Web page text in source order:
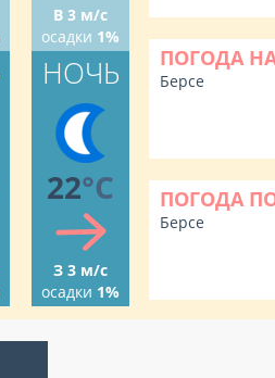
В 3 м/с
осадки 1%
НОЧЬ
22°C
З 3 м/с
осадки 1%
ПОГОДА
Берсе
ПОГОДА
Берсе